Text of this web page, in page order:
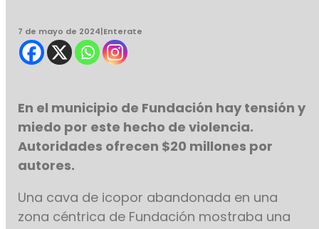
7 de mayo de 2024|Enterate
En el municipio de Fundación hay tensión y
miedo por este hecho de violencia.
Autoridades ofrecen $20 millones por
autores.
Una cava de icopor abandonada en una
zona céntrica de Fundación mostraba una